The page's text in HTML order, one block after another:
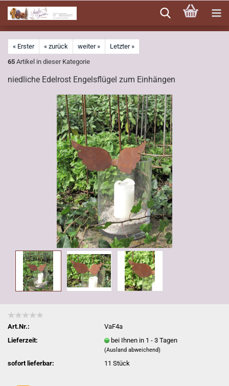
zum
Hauptinhalt
« Erster « zurück weiter »
Letzter »
65 Artikel in dieser Kategorie
niedliche Edelrost Engelsflügel zum Einhängen
Art.Nr.:
VaF4a
Lieferzeit:
bei Ihnen in 1 - 3 Tagen
(Ausland abweichend)
sofort lieferbar: 11Stück